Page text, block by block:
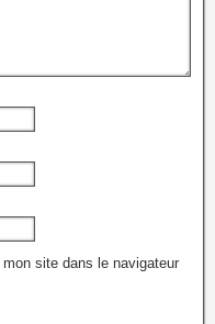
site dans le navigateur